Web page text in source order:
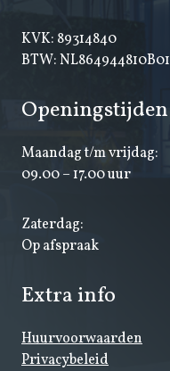
KVK: 89314840
BTW: NL864944810B01
Openingstijden
Maandag t/m vrijdag:
09.00 – 17.00 uur
Zaterdag:
Op afspraak
Extra info
Huurvoorwaarden
Privacybeleid